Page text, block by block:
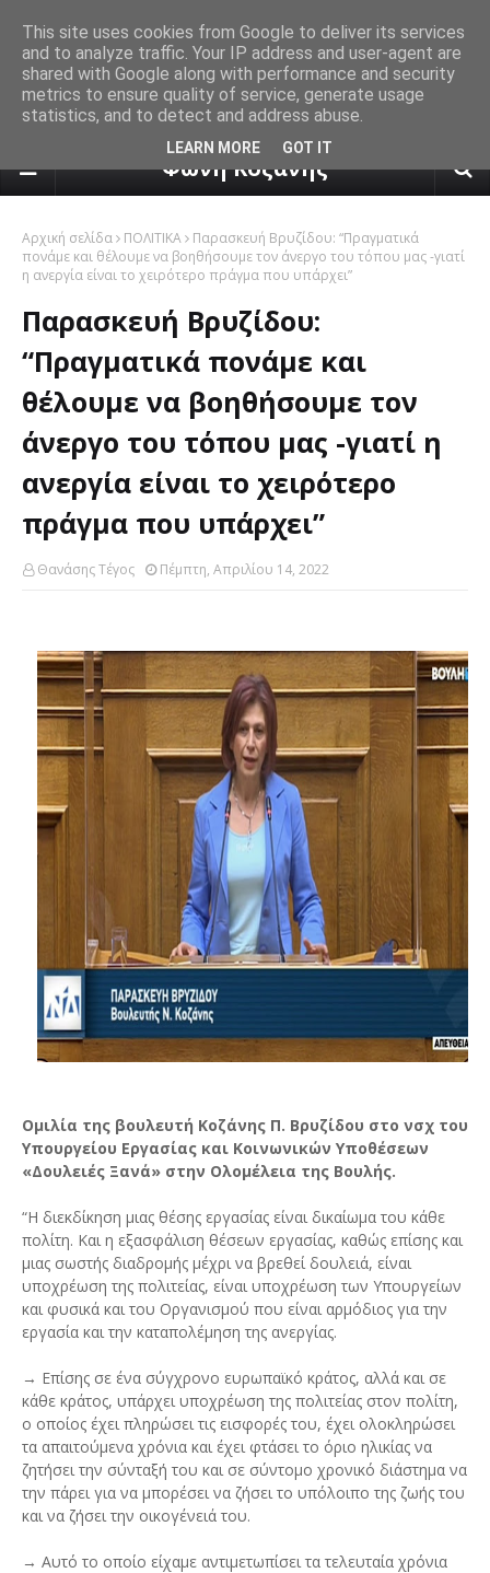
πρόγνωση καιρού από το
Φωνή Κοζάνης
Αρχική σελίδα ΠΟΛΙΤΙΚΑ
Παρασκευή Βρυζίδου: “Πραγματικά
πονάμε και θέλουμε να βοηθήσουμε τον άνεργο του τόπου μας -γιατί
η ανεργία είναι το χειρότερο πράγμα που υπάρχει”
Παρασκευή Βρυζίδου:
“Πραγματικά πονάμε και
θέλουμε να βοηθήσουμε τον
άνεργο του τόπου μας -γιατί η
ανεργία είναι το χειρότερο
πράγμα που υπάρχει”
Θανάσης Τέγος Πέμπτη, Απριλίου 14, 2022
Ομιλία της βουλευτή Κοζάνης Π. Βρυζίδου στο νσχ του
Υπουργείου Εργασίας και Κοινωνικών Υποθέσεων
«Δουλειές Ξανά» στην Ολομέλεια της Βουλής.
“Η διεκδίκηση μιας θέσης εργασίας είναι δικαίωμα του κάθε
πολίτη. Και η εξασφάλιση θέσεων εργασίας, καθώς επίσης και
μιας σωστής διαδρομής μέχρι να βρεθεί δουλειά, είναι
υποχρέωση της πολιτείας, είναι υποχρέωση των Υπουργείων
και φυσικά και του Οργανισμού που είναι αρμόδιος για την
εργασία και την καταπολέμηση της ανεργίας.
→ Επίσης σε ένα σύγχρονο ευρωπαϊκό κράτος, αλλά και σε
κάθε κράτος, υπάρχει υποχρέωση της πολιτείας στον πολίτη,
ο οποίος έχει πληρώσει τις εισφορές του, έχει ολοκληρώσει
τα απαιτούμενα χρόνια και έχει φτάσει το όριο ηλικίας να
ζητήσει την σύνταξή του και σε σύντομο χρονικό διάστημα να
την πάρει για να μπορέσει να ζήσει το υπόλοιπο της ζωής του
και να ζήσει την οικογένειά του.
→ Αυτό το οποίο είχαμε αντιμετωπίσει τα τελευταία χρόνια
This site uses cookies from Google to deliver its services
and to analyze traffic. Your IP address and user-agent are
shared with Google along with performance and security
metrics to ensure quality of service, generate usage
statistics, and to detect and address abuse.
LEARN MORE GOT IT